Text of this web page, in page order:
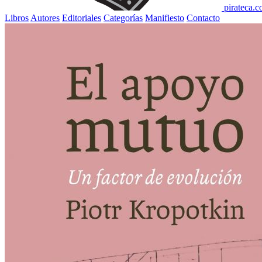
Libros Autores Editoriales Categorías Manifiesto Contacto